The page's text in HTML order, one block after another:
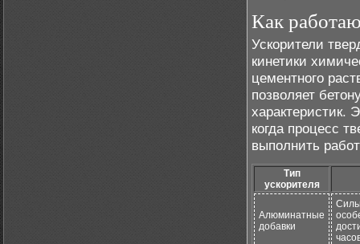
Как
Ускорители
кинетики
цементного
позволяет
характеристик.
когда процесс
выполнить
Тип
ускорителя
Алюминатные
добавки